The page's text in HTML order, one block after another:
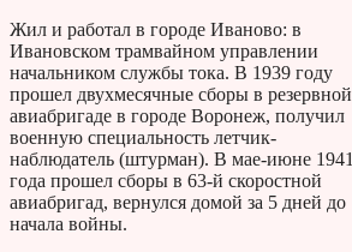
Жил и работал в городе Иваново: в
Ивановском трамвайном управлении
начальником службы тока. В 1939 году
прошел двухмесячные сборы в резервной
авиабригаде в городе Воронеж, получил
военную специальность летчик-
наблюдатель (штурман). В мае-июне 1941
года прошел сборы в 63-й скоростной
авиабригад, вернулся домой за 5 дней до
начала войны.